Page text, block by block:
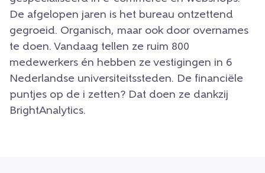
De afgelopen jaren is het bureau ontzettend
gegroeid. Organisch, maar ook door overnames
te doen. Vandaag tellen ze ruim 800
medewerkers én hebben ze vestigingen in 6
Nederlandse universiteitssteden. De financiële
puntjes op de i zetten? Dat doen ze dankzij
BrightAnalytics.